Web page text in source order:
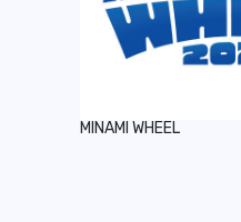
MINAMI WHEEL